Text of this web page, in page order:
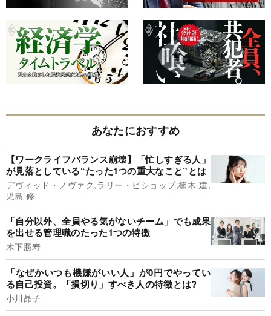
あなたにおすすめ
【ワークライフバランス崩壊】「忙しすぎる人」
が見落としている“たった1つの重大なこと”とは
デヴィッド・ノヴァク,ラリー・ビショップ,楠木 建,
児島 修
「自分以外、全員やる気がないチーム」でも成果
を出せる管理職のたった1つの特徴
木下勝寿
「なぜかいつも機嫌がいい人」が0円でやってい
る自己投資。「損切り」すべき人の特徴とは?
小川晶子